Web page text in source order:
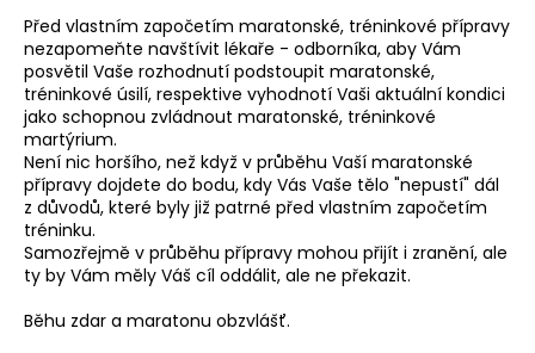
Před vlastním započetím maratonské, tréninkové přípravy
nezapomeňte navštívit lékaře - odborníka, aby Vám
posvětil Vaše rozhodnutí podstoupit maratonské,
tréninkové úsilí, respektive vyhodnotí Vaši aktuální kondici
jako schopnou zvládnout maratonské, tréninkové
martýrium.
Není nic horšího, než když v průběhu Vaší maratonské
přípravy dojdete do bodu, kdy Vás Vaše tělo "nepustí" dál
z důvodů, které byly již patrné před vlastním započetím
tréninku.
Samozřejmě v průběhu přípravy mohou přijít i zranění, ale
ty by Vám měly Váš cíl oddálit, ale ne překazit.
Běhu zdar a maratonu obzvlášť.
1
999
Kč
Původně:
2
499
Kč